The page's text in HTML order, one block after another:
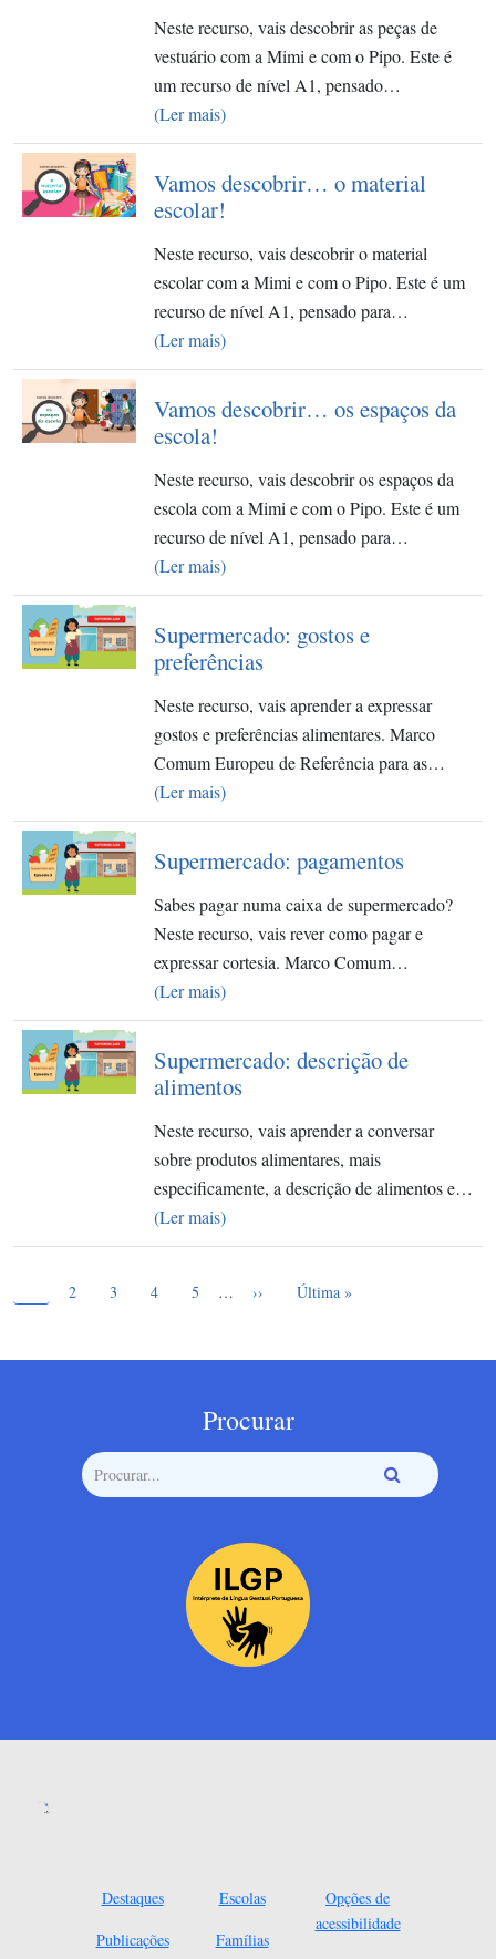
Neste recurso, vais descobrir as peças de
vestuário com a Mimi e com o Pipo. Este é
um recurso de nível A1, pensado…
(Ler mais)
Vamos descobrir… o material
escolar!
Neste recurso, vais descobrir o material
escolar com a Mimi e com o Pipo. Este é um
recurso de nível A1, pensado para…
(Ler mais)
Vamos descobrir… os espaços da
escola!
Neste recurso, vais descobrir os espaços da
escola com a Mimi e com o Pipo. Este é um
recurso de nível A1, pensado para…
(Ler mais)
Supermercado: gostos e
preferências
Neste recurso, vais aprender a expressar
gostos e preferências alimentares. Marco
Comum Europeu de Referência para as…
(Ler mais)
Supermercado: pagamentos
Sabes pagar numa caixa de supermercado?
Neste recurso, vais rever como pagar e
expressar cortesia. Marco Comum…
(Ler mais)
Supermercado: descrição de
alimentos
Neste recurso, vais aprender a conversar
sobre produtos alimentares, mais
especificamente, a descrição de alimentos e…
(Ler mais)
Page
2 Page
3 Page
4 Page
5 … Próxima página
›› Última página
Última »
Procurar
Destaques
Publicações
Escolas
Famílias
Opções de
acessibilidade